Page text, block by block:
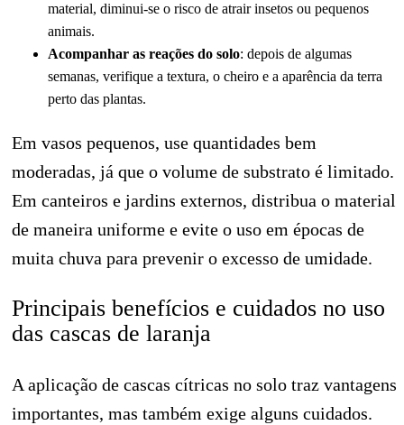
material, diminui-se o risco de atrair insetos ou pequenos
animais.
Acompanhar as reações do solo: depois de algumas
semanas, verifique a textura, o cheiro e a aparência da terra
perto das plantas.
Em vasos pequenos, use quantidades bem
moderadas, já que o volume de substrato é limitado.
Em canteiros e jardins externos, distribua o material
de maneira uniforme e evite o uso em épocas de
muita chuva para prevenir o excesso de umidade.
Principais benefícios e cuidados no uso
das cascas de laranja
A aplicação de cascas cítricas no solo traz vantagens
importantes, mas também exige alguns cuidados.